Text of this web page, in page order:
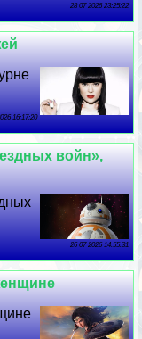
28 07 2026 23:25:22
16:17:20
войн»,
26 07 2026 14:55:31